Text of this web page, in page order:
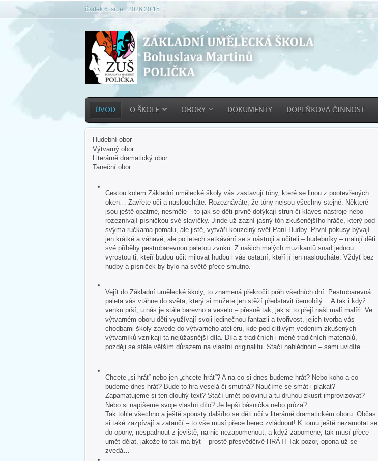
čtvrtek 6. srpen 2026 20:15
ÚVOD O ŠKOLE OBORY DOKUMENTY DOPLŇKOVÁ ČINNOST
Hudební obor
Výtvarný obor
Literárně dramatický obor
Taneční obor
Cestou kolem Základní umělecké školy vás zastavují tóny, které se linou z pootevřených
oken… Zavřete oči a nasloucháte. Rozeznáváte, že tóny nejsou všechny stejné. Některé
jsou ještě opatrné, nesmělé – to jak se děti prvně dotýkají strun či kláves nástroje nebo
rozeznívají písničkou své slavíčky. Jinde už zazní jasný tón zkušenějšího hráče, který pod
svýma ručkama pomalu, ale jistě, vytváří kouzelný svět Paní Hudby. První pokusy bývají
jen krátké a váhavé, ale po letech setkávání se s nástroji a učiteli – hudebníky – malují děti
své příběhy pestrobarevnou paletou zvuků. Z našich malých muzikantů snad jednou
vyrostou ti, kteří budou učit milovat hudbu i vás ostatní, kteří jí jen nasloucháte. Vždyť bez
hudby a písniček by bylo na světě přece smutno.
Vejít do Základní umělecké školy, to znamená překročit práh všedních dní. Pestrobarevná
paleta vás vtáhne do světa, který si můžete jen stěží představit černobílý… A tak i když
venku prší, u nás je stále barevno a veselo – přesně tak, jak si to přejí naši malí malíři. Ve
výtvarném oboru děti využívají svoji jedinečnou fantazii a tvořivost, jejich tvorba vás
chodbami školy zavede do výtvarného ateliéru, kde pod citlivým vedením zkušených
výtvarníků vznikají ta nejúžasnější díla. Díla z tradičních i méně tradičních materiálů,
později se stále větším důrazem na vlastní originalitu. Stačí nahlédnout – sami uvidíte…
Chcete „si hrát“ nebo jen „chcete hrát“? A na co si dnes budeme hrát? Nebo koho a co
budeme dnes hrát? Bude to hra veselá či smutná? Naučíme se smát i plakat?
Zapamatujeme si ten dlouhý text? Stačí umět polovinu a tu druhou zkusit improvizovat?
Nebo si napíšeme svoje vlastní dílo? Je lepší básnička nebo próza?
Tak tohle všechno a ještě spousty dalšího se děti učí v literárně dramatickém oboru. Občas
si také zazpívají a zatančí – to vše musí přece herec zvládnout! K tomu ještě nezamotat se
do opony, nespadnout z jeviště, na nic nezapomenout, a když zapomene, tak musí přece
umět dělat, jakože to tak má být – prostě přesvědčivě HRÁT! Tak pozor, opona už se
zvedá…